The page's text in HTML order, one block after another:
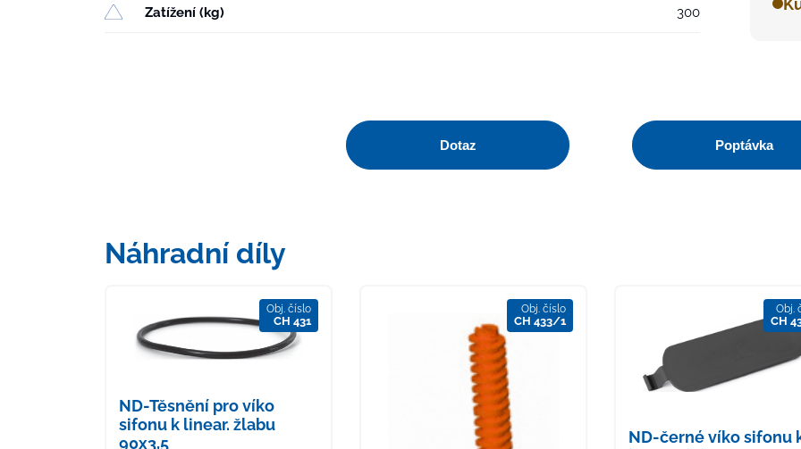
Zatížení (kg) 300
Dotaz Poptávka
Náhradní díly
Obj. číslo
CH 431
ND-Těsnění pro víko
sifonu k linear. žlabu
90x3,5
Obj. číslo
CH 433/1
Obj.
CH
ND-černé víko sifonu